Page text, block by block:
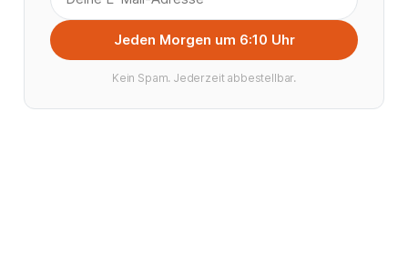
Jeden Morgen um 6:10 Uhr
Kein Spam. Jederzeit abbestellbar.